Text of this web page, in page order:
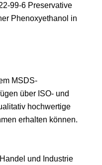
MSDS-
über ISO- und
hochwertige
erhalten können.
und Industrie